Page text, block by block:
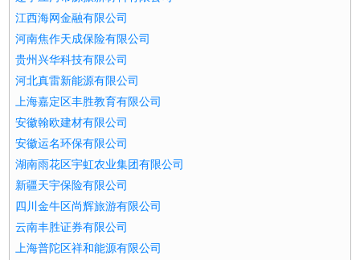
江西海网金融有限公司
河南焦作天成保险有限公司
贵州兴华科技有限公司
河北真雷新能源有限公司
上海嘉定区丰胜教育有限公司
安徽翰欧建材有限公司
安徽运名环保有限公司
湖南雨花区宇虹农业集团有限公司
新疆天宇保险有限公司
四川金牛区尚辉旅游有限公司
云南丰胜证券有限公司
上海普陀区祥和能源有限公司